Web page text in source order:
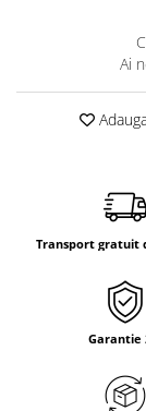
Incaltaminte
Ghete drumetie
Intretinere
Rucsacuri &
Saci de dormit
Saltele & Accesorii
Ai
Transport gratuit
Garantie